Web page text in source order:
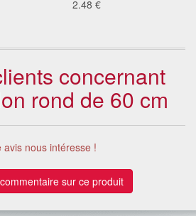
2.48 €
concernant
rond de 60 cm
avis nous intéresse !
sur ce produit